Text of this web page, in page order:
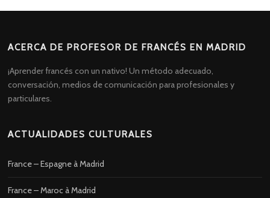
ACERCA DE PROFESOR DE FRANCÉS EN MADRID
¡Aprender francés con un nativo! Un método adecuado,
conversación, medios de comunicación para profesionales y
particulares.
ACTUALIDADES CULTURALES
France – Espagne à Madrid
France – Maroc à Madrid